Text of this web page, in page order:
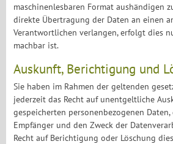
maschinenlesbaren Format aushändigen
direkte Übertragung der Daten an einen
Verantwortlichen verlangen, erfolgt dies
machbar ist.
Auskunft, Berichtigung und
Sie haben im Rahmen der geltenden
jederzeit das Recht auf unentgeltliche
gespeicherten personenbezogenen
Empfänger und den Zweck der
Recht auf Berichtigung oder Löschung